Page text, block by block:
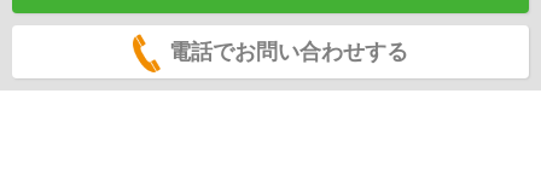
電話でお問い合わせする